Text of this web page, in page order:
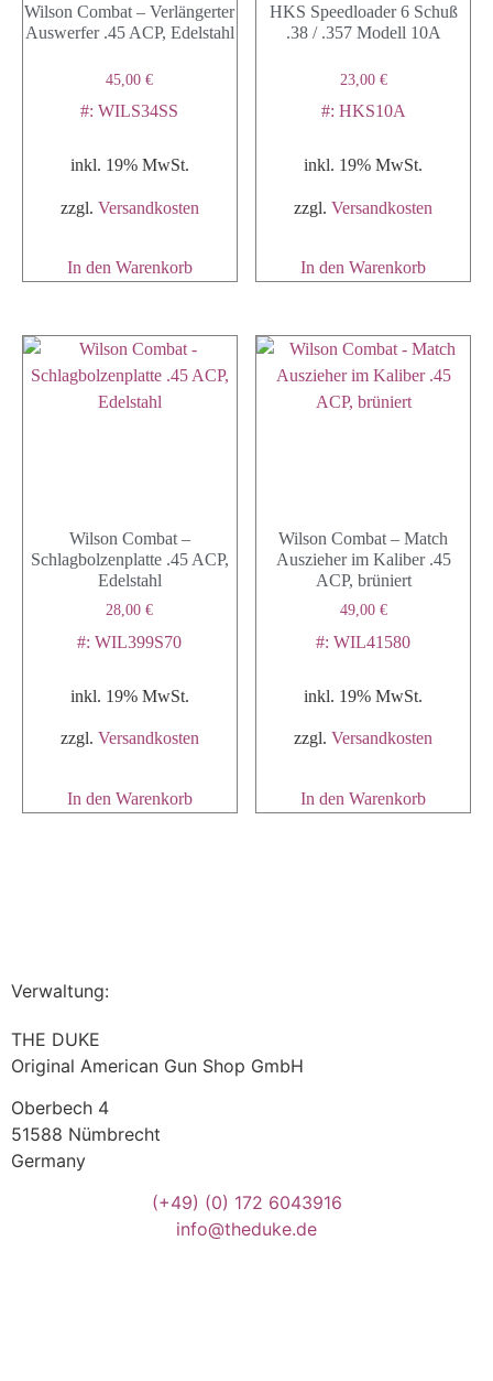
Wilson Combat – Verlängerter
Auswerfer .45 ACP, Edelstahl
45,00€
#: WILS34SS
inkl. 19% MwSt.
zzgl. Versandkosten
In den Warenkorb
HKS Speedloader 6 Schuß
.38 / .357 Modell 10A
23,00 €
#: HKS10A
inkl. 19% MwSt.
zzgl.Versandkosten
In den Warenkorb
Wilson Combat –
Schlagbolzenplatte .45 ACP,
Edelstahl
28,00€
#: WIL399S70
inkl. 19% MwSt.
zzgl. Versandkosten
In den Warenkorb
Wilson Combat – Match
Auszieher im Kaliber .45
ACP, brüniert
49,00 €
#: WIL41580
inkl. 19% MwSt.
zzgl.Versandkosten
In den Warenkorb
Verwaltung:
THE DUKE
Original American Gun Shop GmbH
Oberbech 4
51588 Nümbrecht
Germany
(+49) (0) 172 6043916
info@theduke.de